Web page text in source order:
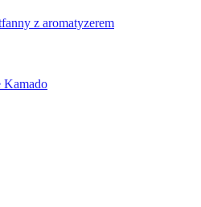
z aromatyzerem
Kamado